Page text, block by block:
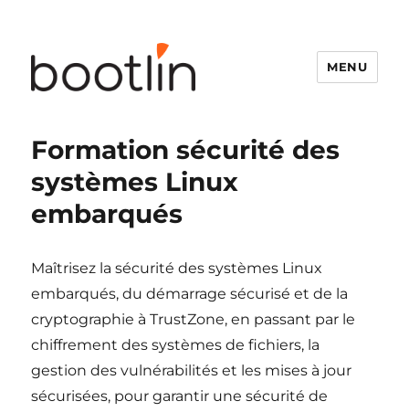
MENU
Formation sécurité des
systèmes Linux
embarqués
Maîtrisez la sécurité des systèmes Linux
embarqués, du démarrage sécurisé et de la
cryptographie à TrustZone, en passant par le
chiffrement des systèmes de fichiers, la
gestion des vulnérabilités et les mises à jour
sécurisées, pour garantir une sécurité de